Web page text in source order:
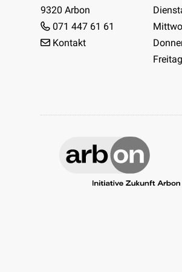
9320 Arbon
071 447 61 61
Kontakt
Freitag